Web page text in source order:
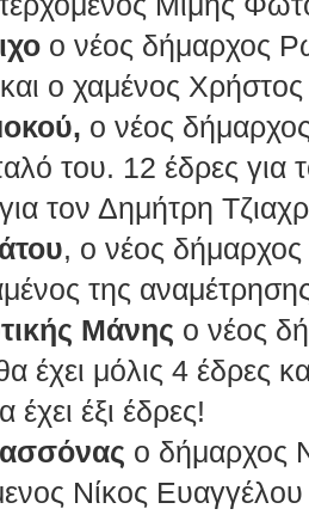
ο νέος δήμαρχος
ο χαμένος
ο νέος
του. 12 έδρες
τον Δημήτρη
, ο νέος δήμαρχος
της
Μάνης ο νέος
έχει μόλις 4 έδρες
έξι έδρες!
ο δήμαρχος
Νίκος